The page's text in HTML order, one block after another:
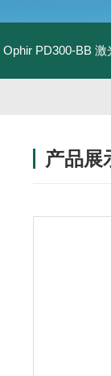
Ophir PD300-BB
产品展